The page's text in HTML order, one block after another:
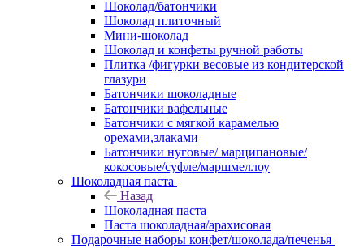
Шоколад/батончики
Шоколад плиточный
Мини-шоколад
Шоколад и конфеты ручной работы
Плитка /фигурки весовые из кондитерской
глазури
Батончики шоколадные
Батончики вафельные
Батончики с мягкой карамелью
орехами,злаками
Батончики нуговые/ марципановые/
кокосовые/суфле/маршмеллоу
Шоколадная паста
Назад
Шоколадная паста
Паста шоколадная/арахисовая
Подарочные наборы конфет/шоколада/печенья